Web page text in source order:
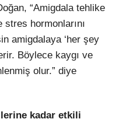
“Amigdala tehlike
stres hormonlarını
amigdalaya ‘her şey
Böylece kaygı ve
olur.” diye
kadar etkili